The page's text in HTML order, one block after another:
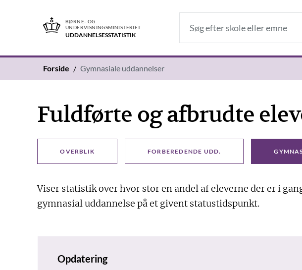
BØRNE- OG
UNDERVISNINGSMINISTERIET
UDDANNELSES­STATISTIK
Forside Gymnasiale uddannelser
Fuldførte og afbrudte
OVERBLIK FORBEREDENDE UDD.
Viser statistik over hvor stor en andel af eleverne der er i
gymnasial uddannelse på et givent statustidspunkt.
Opdatering